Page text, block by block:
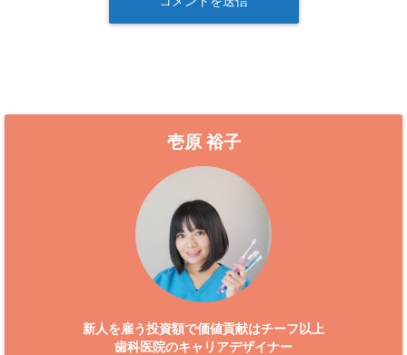
壱原 裕子
新人を雇う投資額で価値貢献はチーフ以上
歯科医院のキャリアデザイナー